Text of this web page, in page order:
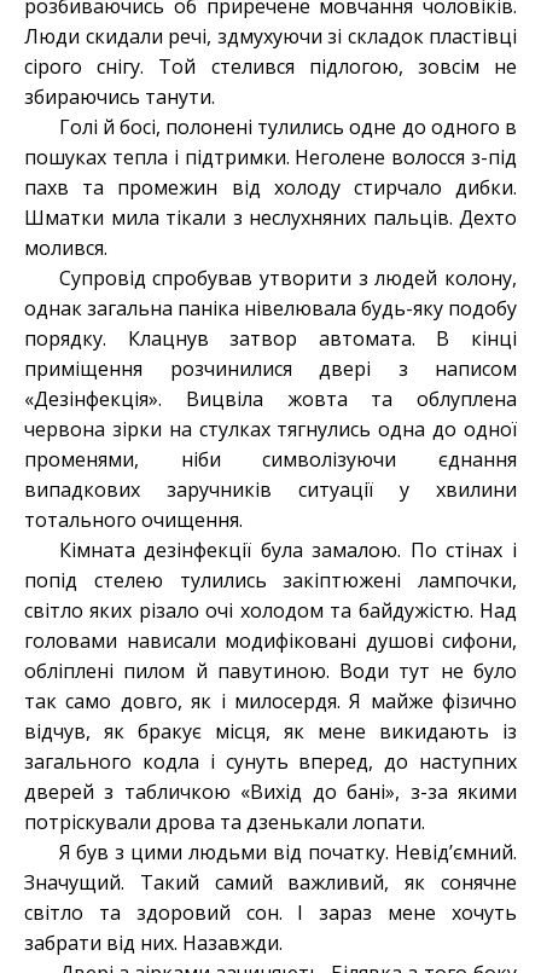
розбиваючись об приречене мовчання чоловіків.
Люди скидали речі, здмухуючи зі складок пластівці
сірого снігу. Той стелився підлогою, зовсім не
збираючись танути.
Голі й босі, полонені тулились одне до одного в
пошуках тепла і підтримки. Неголене волосся з-під
пахв та промежин від холоду стирчало дибки.
Шматки мила тікали з неслухняних пальців. Дехто
молився.
Супровід спробував утворити з людей колону,
однак загальна паніка нівелювала будь-яку подобу
порядку. Клацнув затвор автомата. В кінці
приміщення розчинилися двері з написом
«Дезінфекція». Вицвіла жовта та облуплена
червона зірки на стулках тягнулись одна до одної
променями, ніби символізуючи єднання
випадкових заручників ситуації у хвилини
тотального очищення.
Кімната дезінфекції була замалою. По стінах і
попід стелею тулились закіптюжені лампочки,
світло яких різало очі холодом та байдужістю. Над
головами нависали модифіковані душові сифони,
обліплені пилом й павутиною. Води тут не було
так само довго, як і милосердя. Я майже фізично
відчув, як бракує місця, як мене викидають із
загального кодла і сунуть вперед, до наступних
дверей з табличкою «Вихід до бані», з-за якими
потріскували дрова та дзенькали лопати.
Я був з цими людьми від початку. Невід’ємний.
Значущий. Такий самий важливий, як сонячне
світло та здоровий сон. І зараз мене хочуть
забрати від них. Назавжди.